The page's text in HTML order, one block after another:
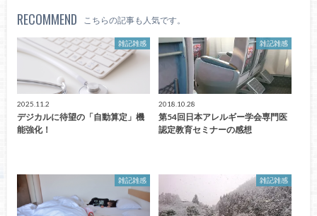
RECOMMEND こちらの記事も人気です。
雑記雑感
2025.11.2
デジカルに待望の「自動算定」機
能強化！
雑記雑感
2018.10.28
第54回日本アレルギー学会専門医
認定教育セミナーの感想
雑記雑感 雑記雑感